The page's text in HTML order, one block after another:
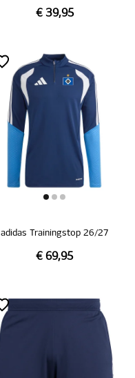
€ 39,95
adidas Trainingstop 26/27
€ 69,95